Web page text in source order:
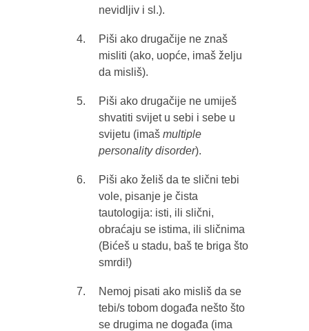
nevidljiv i sl.).
Piši ako drugačije ne znaš
misliti (ako, uopće, imaš želju
da misliš).
Piši ako drugačije ne umiješ
shvatiti svijet u sebi i sebe u
svijetu (imaš multiple
personality disorder).
Piši ako želiš da te slični tebi
vole, pisanje je čista
tautologija: isti, ili slični,
obraćaju se istima, ili sličnima
(Bićeš u stadu, baš te briga što
smrdi!)
Nemoj pisati ako misliš da se
tebi/s tobom događa nešto što
se drugima ne događa (ima